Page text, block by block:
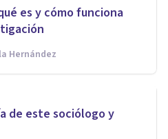
es y cómo funciona
Hernández
de este sociólogo y